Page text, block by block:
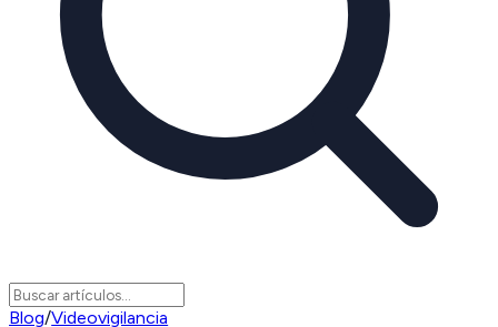
Blog/Videovigilancia